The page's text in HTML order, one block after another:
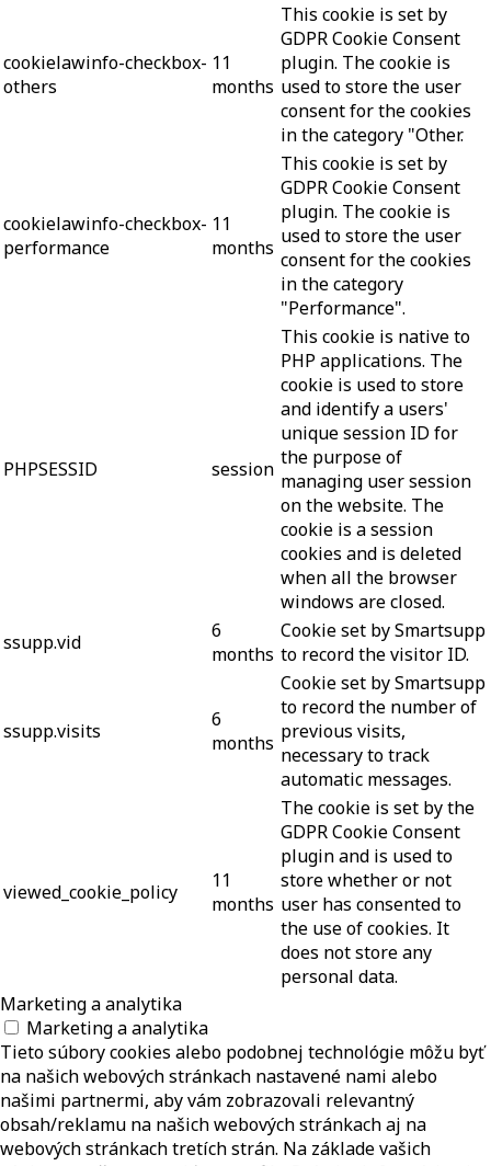
cookielawinfo-checkbox-
others
11
months
This cookie is set by
GDPR Cookie Consent
plugin. The cookie is
used to store the user
consent for the cookies
in the category "Other.
cookielawinfo-checkbox-
performance
11
months
This cookie is set by
GDPR Cookie Consent
plugin. The cookie is
used to store the user
consent for the cookies
in the category
"Performance".
PHPSESSID session
This cookie is native to
PHP applications. The
cookie is used to store
and identify a users'
unique session ID for
the purpose of
managing user session
on the website. The
cookie is a session
cookies and is deleted
when all the browser
windows are closed.
ssupp.vid
6
months
Cookie set by Smartsupp
to record the visitor ID.
ssupp.visits
6
months
Cookie set by Smartsupp
to record the number of
previous visits,
necessary to track
automatic messages.
viewed_cookie_policy
11
months
The cookie is set by the
GDPR Cookie Consent
plugin and is used to
store whether or not
user has consented to
the use of cookies. It
does not store any
personal data.
Marketing a analytika
Marketing a analytika
Tieto súbory cookies alebo podobnej technológie môžu byť
na našich webových stránkach nastavené nami alebo
našimi partnermi, aby vám zobrazovali relevantný
obsah/reklamu na našich webových stránkach aj na
webových stránkach tretích strán. Na základe vašich